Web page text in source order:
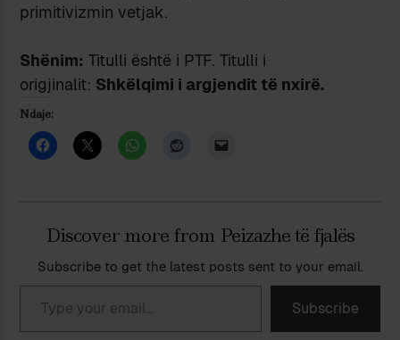
primitivizmin vetjak.
Shënim: Titulli është i PTF. Titulli i
origjinalit: Shkëlqimi i argjendit të nxirë.
Ndaje:
Discover more from Peizazhe të fjalës
Subscribe to get the latest posts sent to your email.
Type your email…
Subscribe